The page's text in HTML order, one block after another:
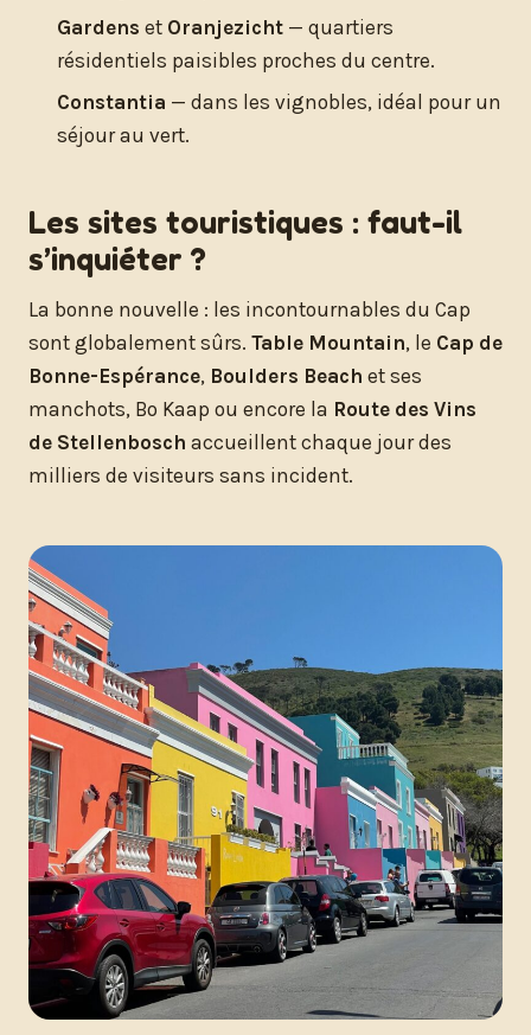
Gardens et Oranjezicht — quartiers
résidentiels paisibles proches du centre.
Constantia — dans les vignobles, idéal pour un
séjour au vert.
Les sites touristiques : faut-il
s’inquiéter ?
La bonne nouvelle : les incontournables du Cap
sont globalement sûrs. Table Mountain, le Cap de
Bonne-Espérance, Boulders Beach et ses
manchots, Bo Kaap ou encore la Route des Vins
de Stellenbosch accueillent chaque jour des
milliers de visiteurs sans incident.